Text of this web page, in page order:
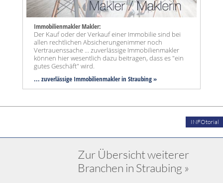
Immobilienmakler Makler:
Der Kauf oder der Verkauf einer Immobilie sind bei
allen rechtlichen Absicherungenimmer noch
Vertrauenssache ... zuverlässige Immobilienmakler
können hier wesentlich dazu beitragen, dass es "ein
gutes Geschäft" wird.
... zuverlässige Immobilienmakler in Straubing »
INFOtorial
Zur Übersicht weiterer
Branchen in Straubing »